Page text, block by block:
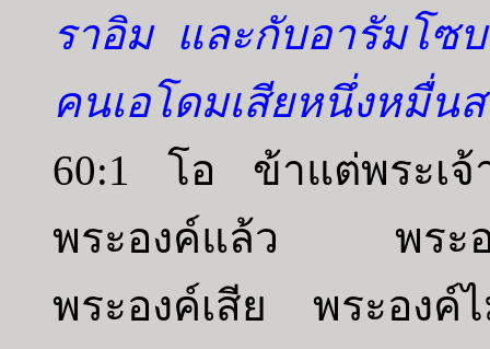
ราอิม และกับอารัมโซ
คนเอโดมเสียหนึ่งหมื่น
60:1 โอ ข้าแต่พระเจ้
พระองค์แล้ว พระอง
พระองค์เสีย พระอง